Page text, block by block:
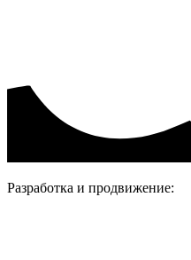
Разработка и продвижение: